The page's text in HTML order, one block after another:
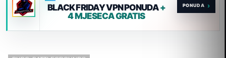
BLACK FRIDAY VPN PONUDA+
4 MJESECA GRATIS
›